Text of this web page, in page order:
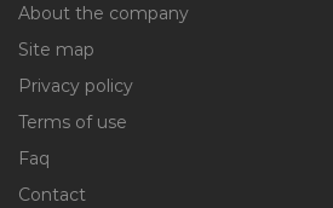
About the company
Site map
Privacy policy
Terms of use
Faq
Contact